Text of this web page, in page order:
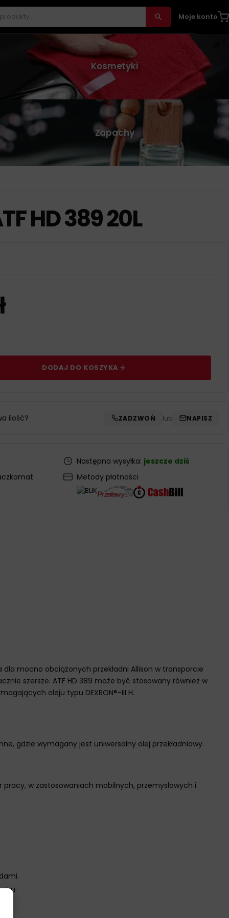
Moje konto
Kosmetyki
Zapachy
HD 389 20L
DODAJ DO KOSZYKA
ilość? ZADZWOŃ lub NAPISZ
Następna wysyłka: jeszcze dziś
Metody płatności
dla mocno obciążonych przekładni Allison w transporcie
szersze. ATF HD 389 może być stosowany również w
oleju typu DEXRON®-III H.
gdzie wymagany jest uniwersalny olej przekładniowy.
w zastosowaniach mobilnych, przemysłowych i